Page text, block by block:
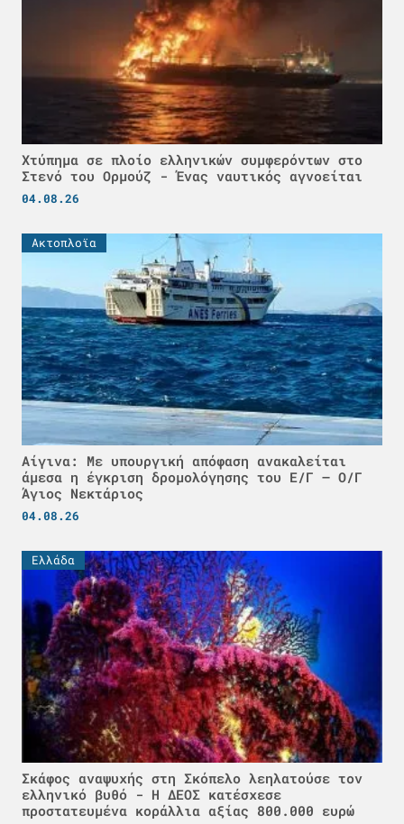
Χτύπημα σε πλοίο ελληνικών συμφερόντων στο
Στενό του Ορμούζ - Ένας ναυτικός αγνοείται
04.08.26
Ακτοπλοϊα
Αίγινα: Με υπουργική απόφαση ανακαλείται
άμεσα η έγκριση δρομολόγησης του Ε/Γ – Ο/Γ
Άγιος Νεκτάριος
04.08.26
Ελλάδα
Σκάφος αναψυχής στη Σκόπελο λεηλατούσε τον
ελληνικό βυθό - H ΔΕΟΣ κατέσχεσε
προστατευμένα κοράλλια αξίας 800.000 ευρώ